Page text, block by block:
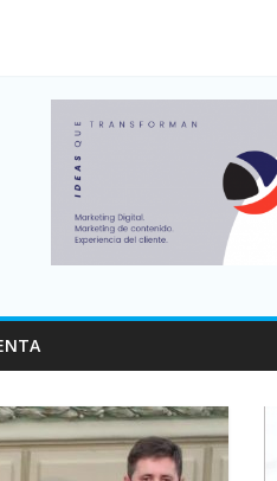
4,6 millones de personas
interanual